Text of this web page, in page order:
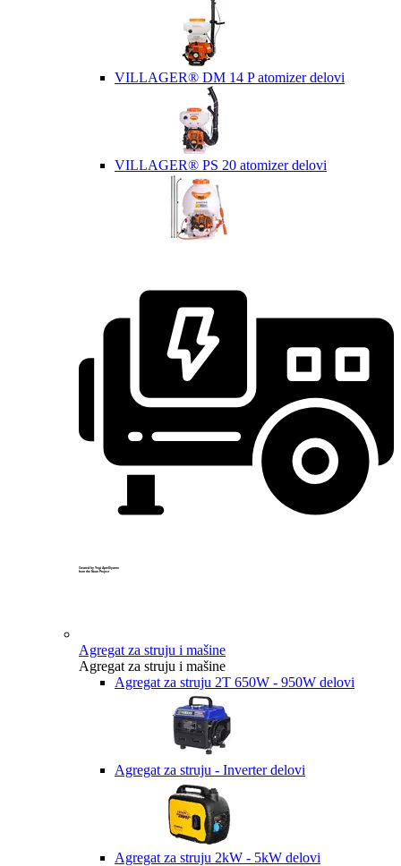
VILLAGER® DM 14 P atomizer delovi
VILLAGER® PS 20 atomizer delovi
Created by Yogi Aprelliyanto
from the Noun Project
Agregat za struju i mašine
Agregat za struju i mašine
Agregat za struju 2T 650W - 950W delovi
Agregat za struju - Inverter delovi
Agregat za struju 2kW - 5kW delovi